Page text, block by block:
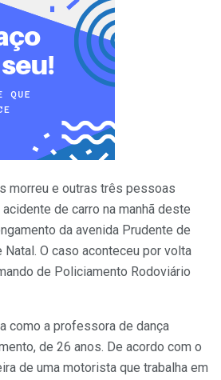
morreu e outras três pessoas
de carro na manhã deste
da avenida Prudente de
Natal. O caso aconteceu por volta
de Policiamento Rodoviário
como a professora de dança
de 26 anos. De acordo com o
de uma motorista que trabalha em